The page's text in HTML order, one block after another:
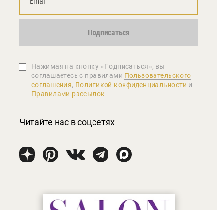
Подписаться
Нажимая на кнопку «Подписаться», вы
соглашаетеcь с правилами Пользовательского
соглашения, Политикой конфиденциальности и
Правилами рассылок
Читайте нас в соцсетях